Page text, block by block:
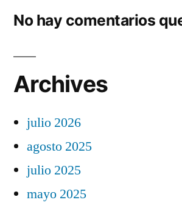
No hay comentarios
Archives
julio 2026
agosto 2025
julio 2025
mayo 2025